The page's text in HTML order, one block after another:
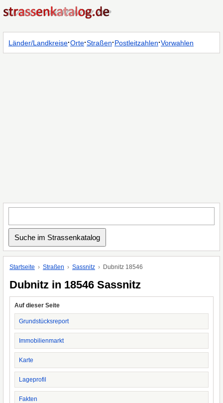
Länder/Landkreise·Orte·Straßen·Postleitzahlen·Vorwahlen
Startseite Straßen Sassnitz Dubnitz 18546
Dubnitz in 18546 Sassnitz
Auf dieser Seite
Grundstücksreport
Immobilienmarkt
Karte
Lageprofil
Fakten